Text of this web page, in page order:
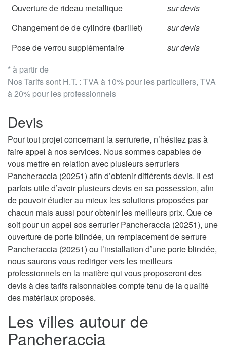
* à partir de
Nos Tarifs sont H.T. : TVA à 10% pour les particuliers, TVA
à 20% pour les professionnels
Ouverture de rideau metallique
sur devis
Changement de de cylindre (barillet)
sur devis
Pose de verrou supplémentaire
sur devis
Devis
Pour tout projet concernant la serrurerie, n’hésitez pas à
faire appel à nos services. Nous sommes capables de
vous mettre en relation avec plusieurs serruriers
Pancheraccia (20251) afin d’obtenir différents devis. Il est
parfois utile d’avoir plusieurs devis en sa possession, afin
de pouvoir étudier au mieux les solutions proposées par
chacun mais aussi pour obtenir les meilleurs prix. Que ce
soit pour un appel sos serrurier Pancheraccia (20251), une
ouverture de porte blindée, un remplacement de serrure
Pancheraccia (20251) ou l’installation d’une porte blindée,
nous saurons vous rediriger vers les meilleurs
professionnels en la matière qui vous proposeront des
devis à des tarifs raisonnables compte tenu de la qualité
des matériaux proposés.
Les villes autour de
Pancheraccia